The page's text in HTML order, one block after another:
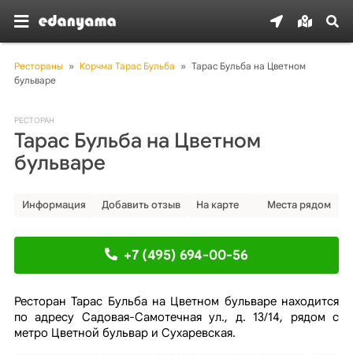
Рестораны » Корчма Тарас Бульба » Тарас Бульба на Цветном
бульваре
РЕСТОРАН
Тарас Бульба на Цветном
бульваре
Информация Добавить отзыв На карте Места рядом
+7 (495) 694-00-56
Ресторан Тарас Бульба на Цветном бульваре находится
по адресу Садовая-Самотечная ул., д. 13/14, рядом с
метро Цветной бульвар и Сухаревская.